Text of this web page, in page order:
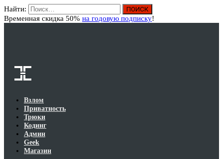
Найти:
Временная скидка 50% на годовую подписку!
Взлом
Приватность
Трюки
Кодинг
Админ
Geek
Магазин